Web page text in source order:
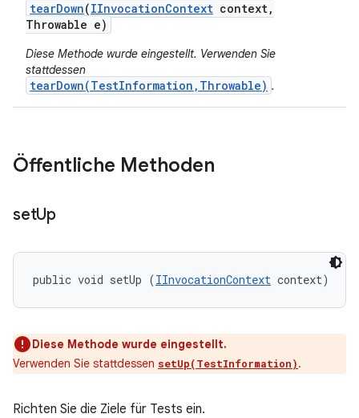
tearDown(IInvocationContext context,
Throwable e)
Diese Methode wurde eingestellt. Verwenden Sie
stattdessen
tearDown(TestInformation,Throwable) .
Öffentliche Methoden
setUp
public void setUp (IInvocationContext context)
Diese Methode wurde eingestellt.
Verwenden Sie stattdessen setUp(TestInformation).
Richten Sie die Ziele für Tests ein.